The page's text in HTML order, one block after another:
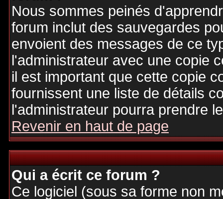
Nous sommes peinés
forum inclut des sauvegardes
envoient des messages de ce
l'administrateur avec une copie
il est important que cette copie
fournissent une liste de détails
l'administrateur pourra prendre
Revenir en haut de page
Qui a écrit ce forum ?
Ce logiciel (sous sa forme non